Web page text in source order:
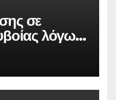
σε
λόγω